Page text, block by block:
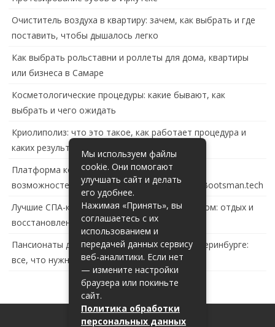
Очиститель воздуха в квартиру: зачем, как выбрать и где
поставить, чтобы дышалось легко
Как выбрать рольставни и роллеты для дома, квартиры
или бизнеса в Самаре
Косметологические процедуры: какие бывают, как
выбрать и чего ожидать
Криолиполиз: что это такое, как работает процедура и
каких результатов ждать
Платформа контейнеризации в России: обзор
возможностей и перспектив развития сайта Bootsman.tech
Лучшие СПА-комплексы в Тольятти с бассейном: отдых и
восстановление за городом
Пансионаты для пожилых с деменцией в Екатеринбурге:
все, что нужно знать
Мы используем файлы
cookie. Они помогают
улучшать сайт и делать
его удобнее.
Нажимая «Принять», вы
соглашаетесь с их
использованием и
передачей данных сервису
веб-аналитики. Если нет
— измените настройки
браузера или покиньте
сайт.
Политика обработки
персональных данных